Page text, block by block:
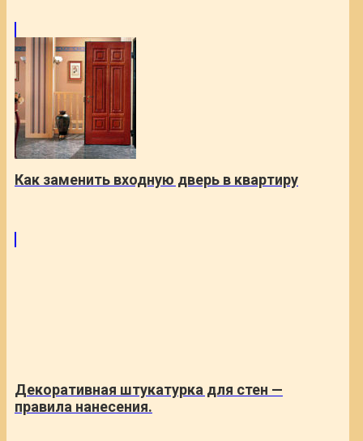
Как заменить входную дверь в квартиру
Декоративная штукатурка для стен —
правила нанесения.